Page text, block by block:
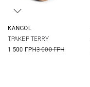
KANGOL
ТРАКЕР TERRY
1 500 ГРН3 000 ГРН